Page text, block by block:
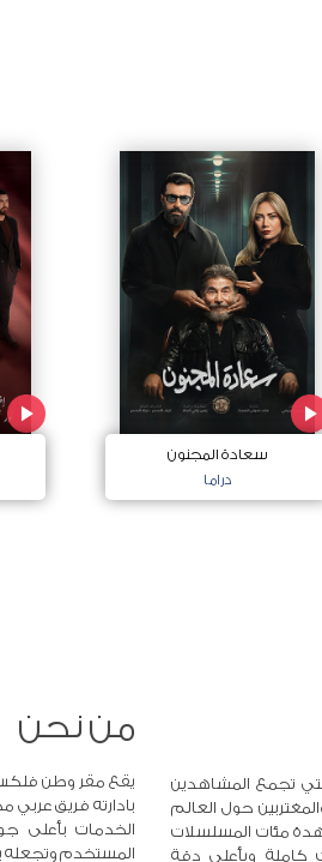
سعادة المجنون
دراما
تجمع المشاهدين
حول العالم
مئات المسلسلات
كاملة وبأعلى دقة
من نحن
يقع مقر وطن فلكس
بادارته فريق
الخدمات بأعلى
المستخدم وتجعله